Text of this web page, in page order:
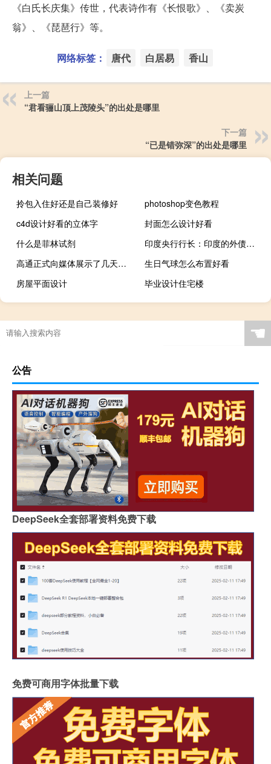
《白氏长庆集》传世，代表诗作有《长恨歌》、《卖炭
翁》、《琵琶行》等。
网络标签： 唐代 白居易 香山
上一篇
“君看骊山顶上茂陵头”的出处是哪里
下一篇
“已是错弥深”的出处是哪里
相关问题
拎包入住好还是自己装修好
photoshop变色教程
c4d设计好看的立体字
封面怎么设计好看
什么是菲林试剂
印度央行行长：印度的外债与国内生产总值比率有所改善预计经常账户赤字将保持可控
高通正式向媒体展示了几天前发布的高通骁龙X60 5G基带
生日气球怎么布置好看
房屋平面设计
毕业设计住宅楼
☚
公告
DeepSeek全套部署资料免费下载
免费可商用字体批量下载